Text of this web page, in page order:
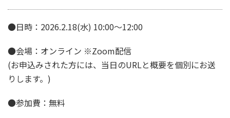
●日時：2026.2.18(水) 10:00〜12:00
●会場：オンライン ※Zoom配信
(お申込みされた方には、当日のURLと概要を個別にお送
りします。)
●参加費：無料